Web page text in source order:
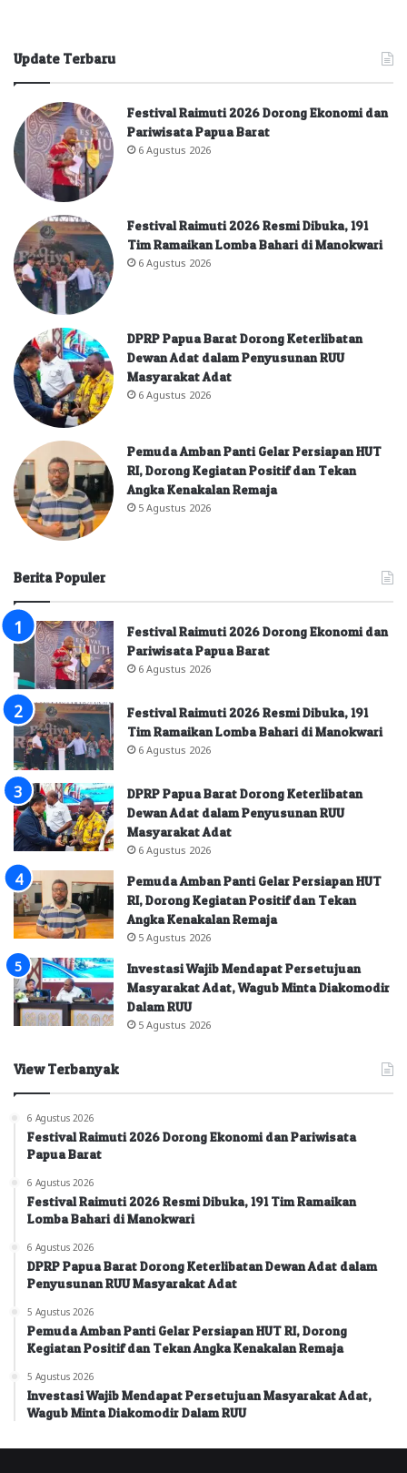
Update Terbaru
Festival Raimuti 2026 Dorong Ekonomi dan
Pariwisata Papua Barat
6 Agustus 2026
Festival Raimuti 2026 Resmi Dibuka, 191
Tim Ramaikan Lomba Bahari di Manokwari
6 Agustus 2026
DPRP Papua Barat Dorong Keterlibatan
Dewan Adat dalam Penyusunan RUU
Masyarakat Adat
6 Agustus 2026
Pemuda Amban Panti Gelar Persiapan HUT
RI, Dorong Kegiatan Positif dan Tekan
Angka Kenakalan Remaja
5 Agustus 2026
Berita Populer
Festival Raimuti 2026 Dorong Ekonomi dan
Pariwisata Papua Barat
6 Agustus 2026
Festival Raimuti 2026 Resmi Dibuka, 191
Tim Ramaikan Lomba Bahari di Manokwari
6 Agustus 2026
DPRP Papua Barat Dorong Keterlibatan
Dewan Adat dalam Penyusunan RUU
Masyarakat Adat
6 Agustus 2026
Pemuda Amban Panti Gelar Persiapan HUT
RI, Dorong Kegiatan Positif dan Tekan
Angka Kenakalan Remaja
5 Agustus 2026
Investasi Wajib Mendapat Persetujuan
Masyarakat Adat, Wagub Minta Diakomodir
Dalam RUU
5 Agustus 2026
View Terbanyak
6 Agustus 2026
Festival Raimuti 2026 Dorong Ekonomi dan Pariwisata
Papua Barat
6 Agustus 2026
Festival Raimuti 2026 Resmi Dibuka, 191 Tim Ramaikan
Lomba Bahari di Manokwari
6 Agustus 2026
DPRP Papua Barat Dorong Keterlibatan Dewan Adat dalam
Penyusunan RUU Masyarakat Adat
5 Agustus 2026
Pemuda Amban Panti Gelar Persiapan HUT RI, Dorong
Kegiatan Positif dan Tekan Angka Kenakalan Remaja
5 Agustus 2026
Investasi Wajib Mendapat Persetujuan Masyarakat Adat,
Wagub Minta Diakomodir Dalam RUU